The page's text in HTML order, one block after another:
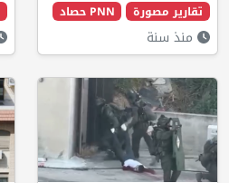
PNN حصاد
PNN مختارات